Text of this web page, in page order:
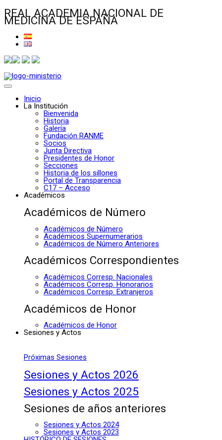
REAL ACADEMIA NACIONAL DE
MEDICINA DE ESPAÑA
Inicio
La Institución
Bienvenida
Historia
Galería
Fundación RANME
Socios
Junta Directiva
Presidentes de Honor
Secciones
Historia de los sillones
Portal de Transparencia
C17 – Acceso
Académicos
Académicos de Número
Académicos de Número
Académicos Supernumerarios
Académicos de Número Anteriores
Académicos Correspondientes
Académicos Corresp. Nacionales
Académicos Corresp. Honorarios
Académicos Corresp. Extranjeros
Académicos de Honor
Académicos de Honor
Sesiones y Actos
Próximas Sesiones
Sesiones y Actos 2026
Sesiones y Actos 2025
Sesiones de años anteriores
Sesiones y Actos 2024
Sesiones y Actos 2023